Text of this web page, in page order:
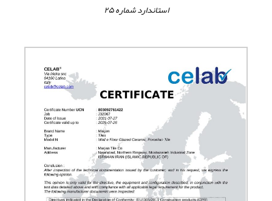
استاندارد شماره ۲۵